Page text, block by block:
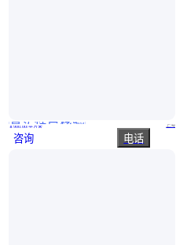
含熙实业钢质 不锈钢2小时 超大门 防火门 规格齐全
真实性已核验
￥900.00/平方米 上海
咨询 电话